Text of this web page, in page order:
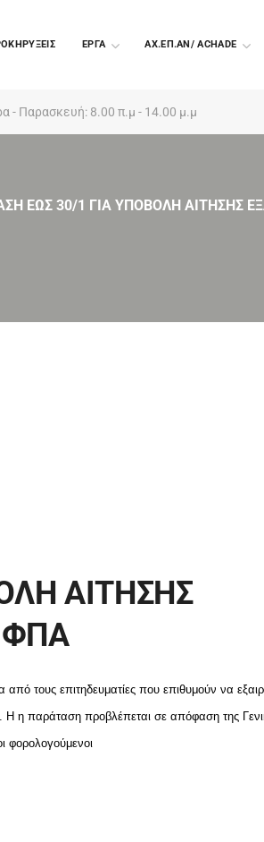
EΡΓΑ ΑΧ.ΕΠ.ΑΝ/ ACHADE
- Παρασκευή: 8.00 π.μ - 14.00 μ.μ
ΕΩΣ 30/1 ΓΙΑ ΥΠΟΒΟΛΗ ΑΙΤΗΣΗΣ
ΑΙΤΗΣΗΣ
ΦΠΑ
τους επιτηδευματίες που επιθυμούν να
η παράταση προβλέπεται σε απόφαση της
φορολογούμενοι